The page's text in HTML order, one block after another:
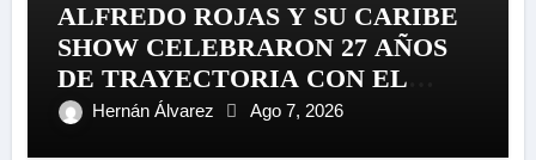
ALFREDO ROJAS Y SU CARIBE
SHOW CELEBRARON 27 AÑOS
DE TRAYECTORIA CON EL
LANZAMIENTO MUNDIAL DE
Hernán Álvarez Ago 7, 2026